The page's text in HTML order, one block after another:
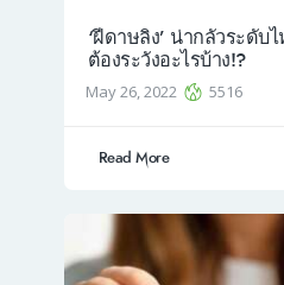
‘ฝีดาษลิง’ น่ากลัวระดับ
ต้องระวังอะไรบ้าง!?
May 26, 2022 5516
Read More